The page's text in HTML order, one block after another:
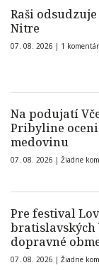
Raši
Nitre
07. 08. 2026 | 1 komentár
Na podujatí
Pribyline
medovinu
07. 08. 2026 | Žiadne
Pre festival
bratislavských
dopravné
07. 08. 2026 | Žiadne